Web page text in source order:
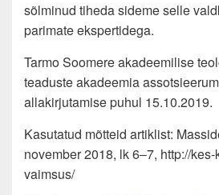
sõlminud tiheda sideme selle
parimate ekspertidega.
Tarmo Soomere akadeemilise
teaduste akadeemia
allakirjutamise puhul 15.10.2019.
Kasutatud mõtteid artiklist:
november 2018, lk 6‒7, http://
vaimsus/